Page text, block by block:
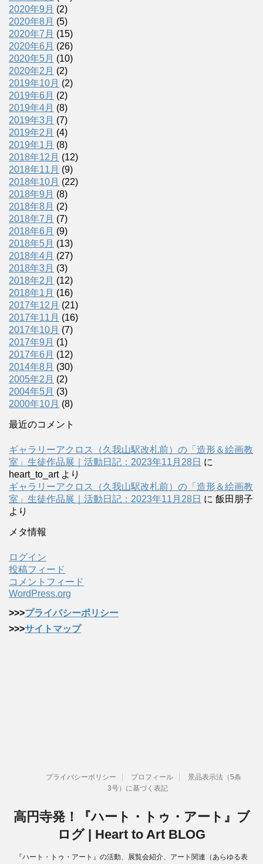
2020年9月 (2)
2020年8月 (5)
2020年7月 (15)
2020年6月 (26)
2020年5月 (10)
2020年2月 (2)
2019年10月 (2)
2019年6月 (2)
2019年4月 (8)
2019年3月 (7)
2019年2月 (4)
2019年1月 (8)
2018年12月 (12)
2018年11月 (9)
2018年10月 (22)
2018年9月 (8)
2018年8月 (2)
2018年7月 (7)
2018年6月 (9)
2018年5月 (13)
2018年4月 (27)
2018年3月 (3)
2018年2月 (12)
2018年1月 (16)
2017年12月 (21)
2017年11月 (16)
2017年10月 (7)
2017年9月 (1)
2017年6月 (12)
2014年8月 (30)
2005年2月 (2)
2004年5月 (3)
2000年10月 (8)
最近のコメント
ギャラリーアクロス（久我山駅改札前）の「造形＆絵画教
室」生徒作品展｜活動日記：2023年11月28日 に
heart_to_artより
ギャラリーアクロス（久我山駅改札前）の「造形＆絵画教
室」生徒作品展｜活動日記：2023年11月28日 に 飯田朋子
より
メタ情報
ログイン
投稿フィード
コメントフィード
WordPress.org
>>>プライバシーポリシー
>>>サイトマップ
プライバシーポリシー プロフィール
景品表示法（5条
3号）に基づく表記
高円寺発！『ハート・トゥ・アート』ブ
ログ | Heart to Art BLOG
『ハート・トゥ・アート』の活動、展覧会紹介、アート関連（あらゆる表